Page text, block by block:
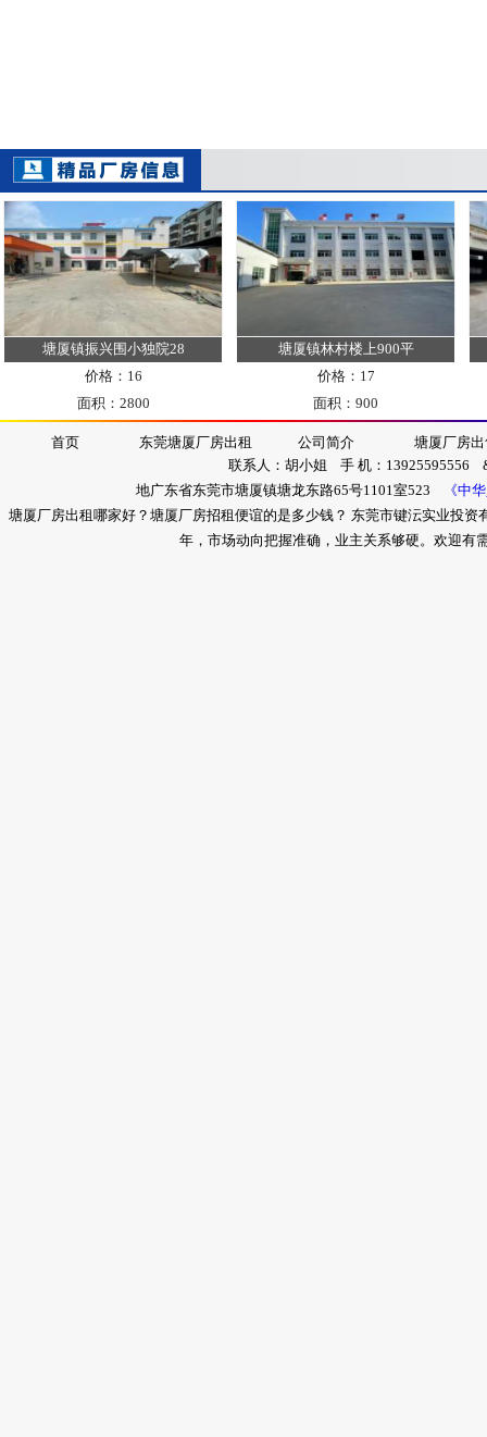
塘厦镇振兴围小独院28
价格：16
面积：2800
塘厦镇林村楼上900平
价格：17
面积：900
首页 东莞塘厦厂房出租 公司简介
塘厦厂房
联系人：胡小姐 手 机：13925595556
地广东省东莞市塘厦镇塘龙东路65号1101室523
《中
塘厦厂房出租哪家好？塘厦厂房招租便谊的是多少钱？ 东莞市键沄实业投
年，市场动向把握准确，业主关系够硬。欢迎有